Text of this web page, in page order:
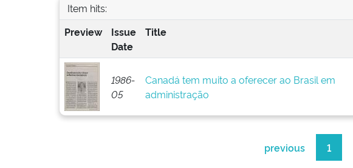
Item hits:
Preview
Issue
Date
Title
1986-
05
Canadá tem muito a oferecer ao Brasil em
administração
previous 1